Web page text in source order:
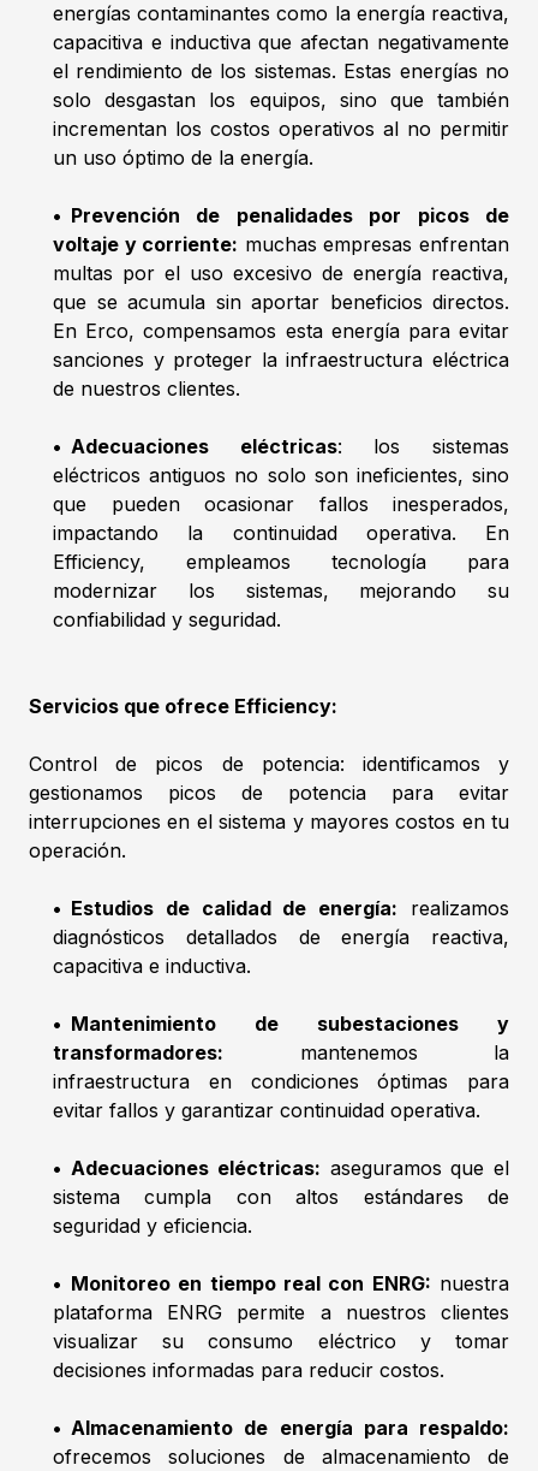
energías contaminantes como la energía reactiva,
capacitiva e inductiva que afectan negativamente
el rendimiento de los sistemas. Estas energías no
solo desgastan los equipos, sino que también
incrementan los costos operativos al no permitir
un uso óptimo de la energía.
• Prevención de penalidades por picos de
voltaje y corriente: muchas empresas enfrentan
multas por el uso excesivo de energía reactiva,
que se acumula sin aportar beneficios directos.
En Erco, compensamos esta energía para evitar
sanciones y proteger la infraestructura eléctrica
de nuestros clientes.
• Adecuaciones eléctricas: los sistemas
eléctricos antiguos no solo son ineficientes, sino
que pueden ocasionar fallos inesperados,
impactando la continuidad operativa. En
Efficiency, empleamos tecnología para
modernizar los sistemas, mejorando su
confiabilidad y seguridad.
Servicios que ofrece Efficiency:
Control de picos de potencia: identificamos y
gestionamos picos de potencia para evitar
interrupciones en el sistema y mayores costos en tu
operación.
• Estudios de calidad de energía: realizamos
diagnósticos detallados de energía reactiva,
capacitiva e inductiva.
• Mantenimiento de subestaciones y
transformadores: mantenemos la
infraestructura en condiciones óptimas para
evitar fallos y garantizar continuidad operativa.
• Adecuaciones eléctricas: aseguramos que el
sistema cumpla con altos estándares de
seguridad y eficiencia.
• Monitoreo en tiempo real con ENRG: nuestra
plataforma ENRG permite a nuestros clientes
visualizar su consumo eléctrico y tomar
decisiones informadas para reducir costos.
• Almacenamiento de energía para respaldo:
ofrecemos soluciones de almacenamiento de